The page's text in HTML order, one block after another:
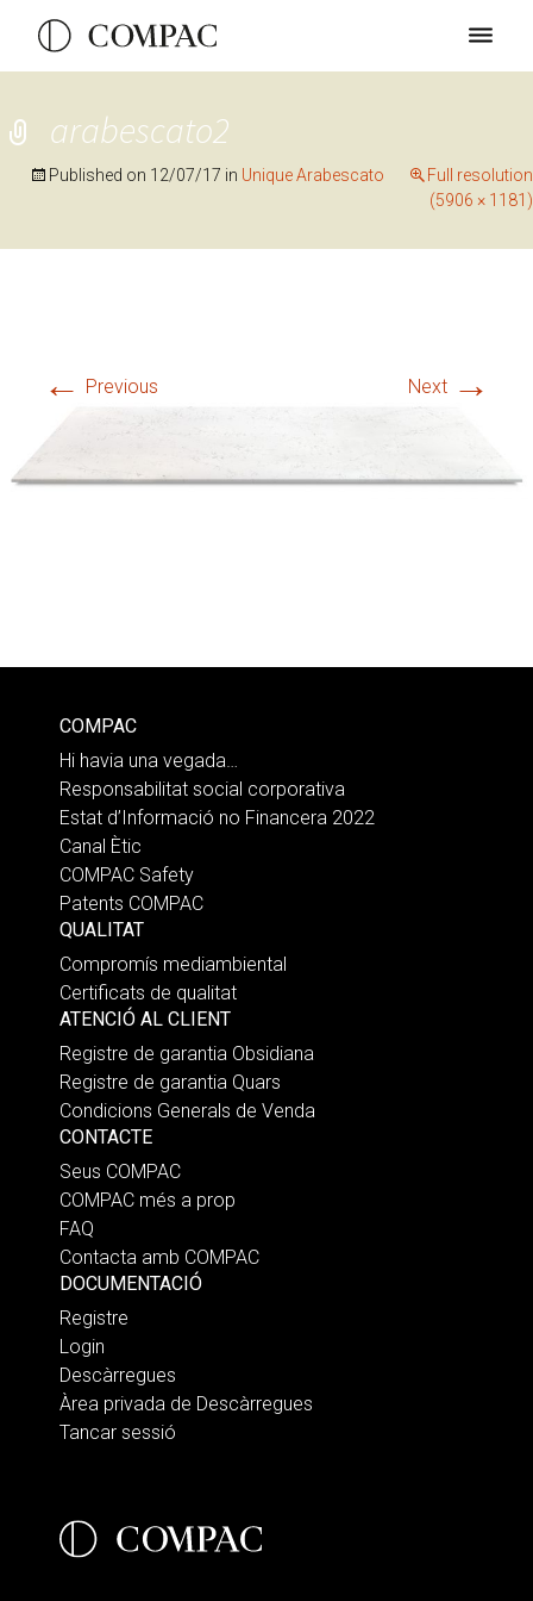
arabescato2
Published on 12/07/17 in Unique Arabescato
Full resolution
(5906 × 1181)
← Previous Next →
COMPAC
Hi havia una vegada…
Responsabilitat social corporativa
Estat d’Informació no Financera 2022
Canal Ètic
COMPAC Safety
Patents COMPAC
QUALITAT
Compromís mediambiental
Certificats de qualitat
ATENCIÓ AL CLIENT
Registre de garantia Obsidiana
Registre de garantia Quars
Condicions Generals de Venda
CONTACTE
Seus COMPAC
COMPAC més a prop
FAQ
Contacta amb COMPAC
DOCUMENTACIÓ
Registre
Login
Descàrregues
Àrea privada de Descàrregues
Tancar sessió